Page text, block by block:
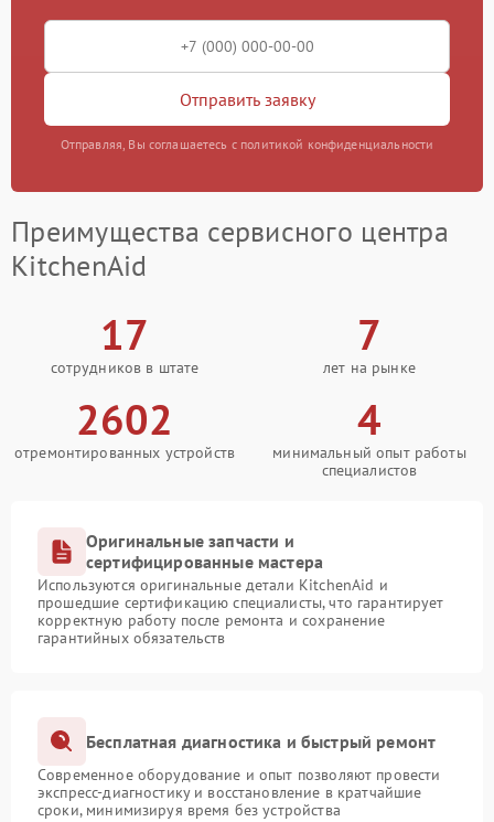
Отправить заявку
Отправляя, Вы соглашаетесь с политикой конфиденциальности
Преимущества сервисного центра
KitchenAid
17
сотрудников в штате
7
лет на рынке
2602
отремонтированных устройств
4
минимальный опыт работы
специалистов
Оригинальные запчасти и
сертифицированные мастера
Используются оригинальные детали KitchenAid и
прошедшие сертификацию специалисты, что гарантирует
корректную работу после ремонта и сохранение
гарантийных обязательств
Бесплатная диагностика и быстрый ремонт
Современное оборудование и опыт позволяют провести
экспресс-диагностику и восстановление в кратчайшие
сроки, минимизируя время без устройства